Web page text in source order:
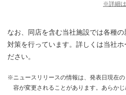
※詳
なお、同店を含む当社施設では各種
対策を行っています。詳しくは当社
ださい。
※ニュースリリースの情報は、発表日現在
容が変更されることがあります。あらかじ